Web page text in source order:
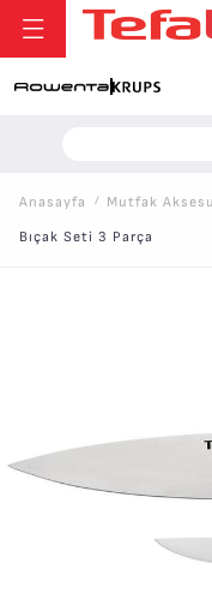
Anasayfa / Mutfak
Bıçak Seti 3 Parça